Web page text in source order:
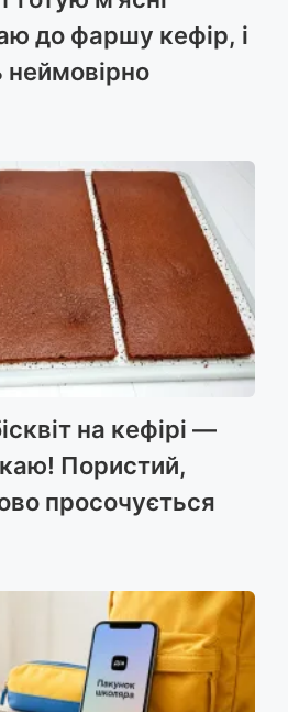
до фаршу кефір, і
неймовірно
на кефірі —
Пористий,
просочується